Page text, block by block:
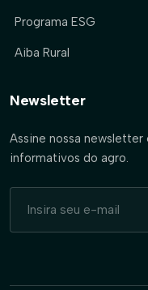
Programa ESG
Aiba Rural
Newsletter
Assine nossa
informativos do agro.